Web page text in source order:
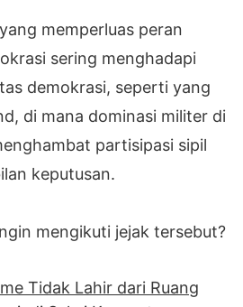
memperluas peran
sering menghadapi
demokrasi, seperti yang
di mana dominasi militer di
partisipasi sipil
keputusan.
mengikuti jejak tersebut?
Tidak Lahir dari Ruang